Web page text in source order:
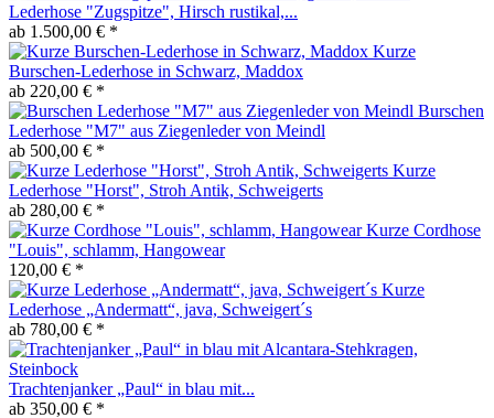
Lederhose "Zugspitze", Hirsch rustikal,...
ab 1.500,00 € *
Kurze
Burschen-Lederhose in Schwarz, Maddox
ab 220,00 € *
Burschen
Lederhose "M7" aus Ziegenleder von Meindl
ab 500,00 € *
Kurze
Lederhose "Horst", Stroh Antik, Schweigerts
ab 280,00 € *
Kurze Cordhose
"Louis", schlamm, Hangowear
120,00 € *
Kurze
Lederhose „Andermatt“, java, Schweigert´s
ab 780,00 € *
Trachtenjanker „Paul“ in blau mit...
ab 350,00 € *